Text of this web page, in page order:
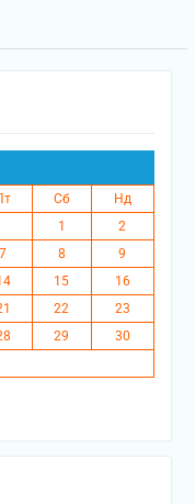
Сб
Нд
1
2
7 8
9
15
16
22
23
29
30